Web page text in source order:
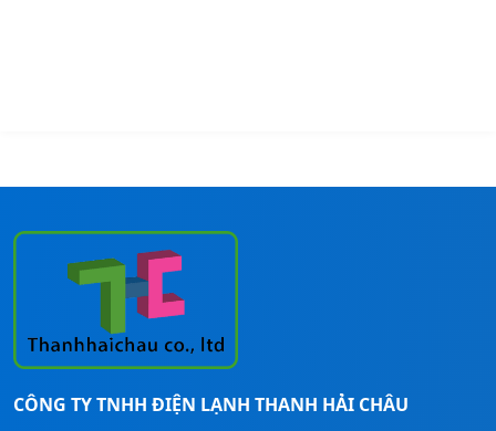
CÔNG TY TNHH ĐIỆN LẠNH THANH HẢI CHÂU